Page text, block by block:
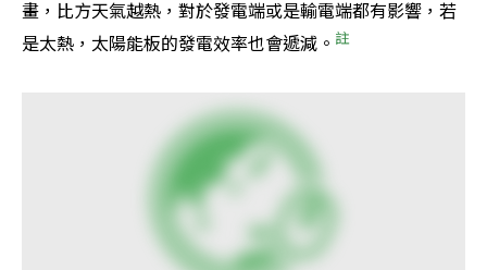
畫，比方天氣越熱，對於發電端或是輸電端都有影響，若
是太熱，太陽能板的發電效率也會遞減。 註